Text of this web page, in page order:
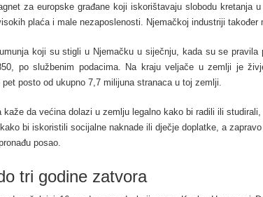
za europske građane koji iskorištavaju slobodu kretanja
plaća i male nezaposlenosti. Njemačkoj industriji također
koji su stigli u Njemačku u siječnju, kada su se pravila
po službenim podacima. Na kraju veljače u zemlji je
pet posto od ukupno 7,7 milijuna stranaca u toj zemlji.
kaže da većina dolazi u zemlju legalno kako bi radili ili
bi iskoristili socijalne naknade ili dječje doplatke, a
posao.
tri godine zatvora